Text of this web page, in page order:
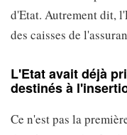
d'Etat. Autrement dit,
des caisses de
L'Etat avait déjà
destinés à
Ce n'est pas la